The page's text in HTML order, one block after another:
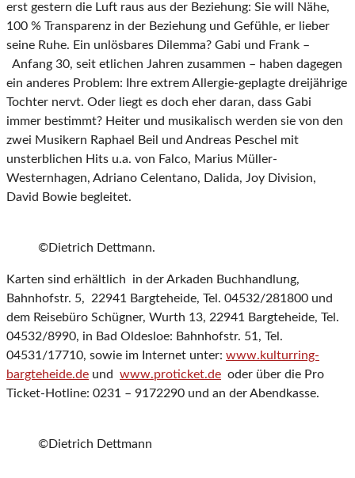
erst gestern die Luft raus aus der Beziehung: Sie will Nähe,
100 % Transparenz in der Beziehung und Gefühle, er lieber
seine Ruhe. Ein unlösbares Dilemma? Gabi und Frank –
Anfang 30, seit etlichen Jahren zusammen – haben dagegen
ein anderes Problem: Ihre extrem Allergie-geplagte dreijährige
Tochter nervt. Oder liegt es doch eher daran, dass Gabi
immer bestimmt? Heiter und musikalisch werden sie von den
zwei Musikern Raphael Beil und Andreas Peschel mit
unsterblichen Hits u.a. von Falco, Marius Müller-
Westernhagen, Adriano Celentano, Dalida, Joy Division,
David Bowie begleitet.
©Dietrich Dettmann.
Karten sind erhältlich in der Arkaden Buchhandlung,
Bahnhofstr. 5, 22941 Bargteheide, Tel. 04532/281800 und
dem Reisebüro Schügner, Wurth 13, 22941 Bargteheide, Tel.
04532/8990, in Bad Oldesloe: Bahnhofstr. 51, Tel.
04531/17710, sowie im Internet unter: www.kulturring-
bargteheide.de und www.proticket.de oder über die Pro
Ticket-Hotline: 0231 – 9172290 und an der Abendkasse.
©Dietrich Dettmann